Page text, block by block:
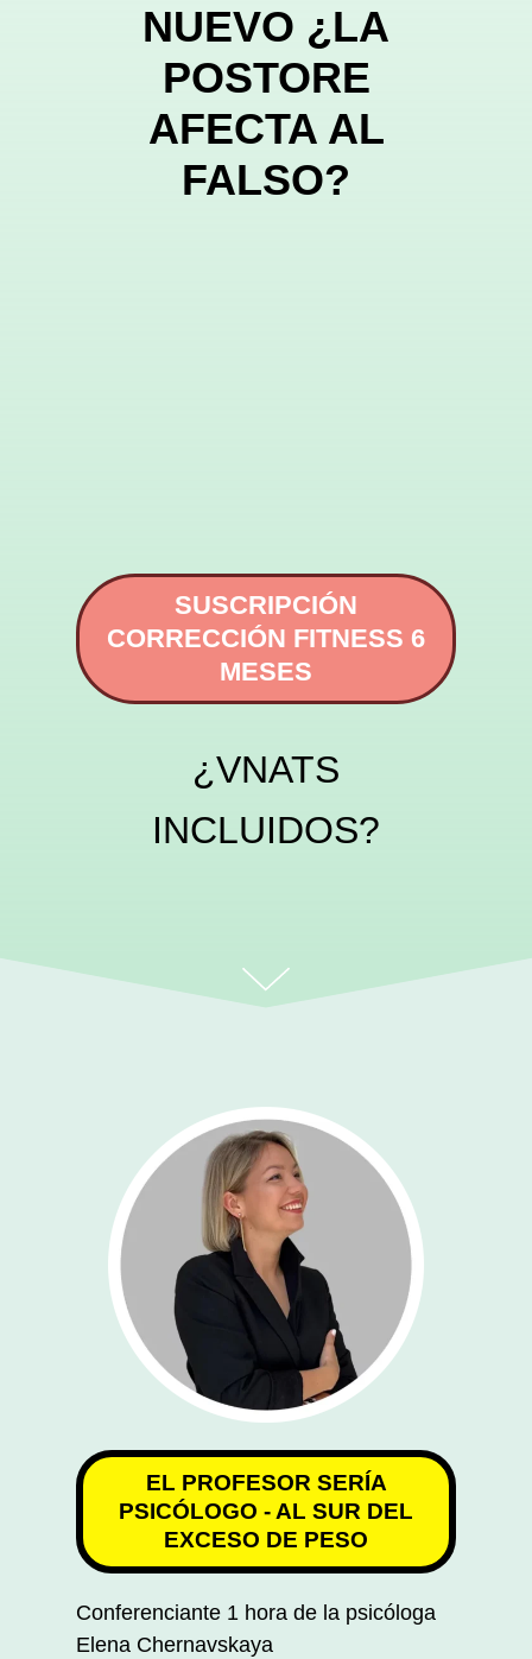
NUEVO ¿LA
POSTORE
AFECTA AL
FALSO?
SUSCRIPCIÓN
CORRECCIÓN FITNESS 6
MESES
¿VNATS
INCLUIDOS?
EL PROFESOR SERÍA
PSICÓLOGO - AL SUR DEL
EXCESO DE PESO
Conferenciante 1 hora de la psicóloga
Elena Chernavskaya